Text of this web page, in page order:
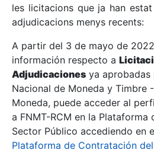
Mostra/Amaga
Mostra/Amaga
les licitacions que ja han
adjudicacions menys recents:
A partir del 3 de mayo de
información respecto a
Adjudicaciones ya aprobadas
Nacional de Moneda y Timbre
Moneda, puede acceder al
a FNMT-RCM en la
Sector Público accediendo en
Plataforma de Contratación